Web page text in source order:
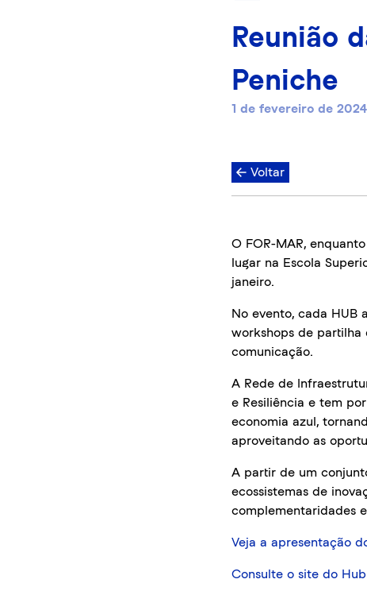
Reunião
Peniche
1 de fevereiro de 2024
Voltar
O FOR-MAR,
lugar na Escola
janeiro.
No evento, cada HUB
workshops de partilha
comunicação.
A Rede de
e Resiliência e tem
economia azul,
aproveitando as
A partir de um
ecossistemas de
complementaridades
Veja a apresentação
Consulte o site do